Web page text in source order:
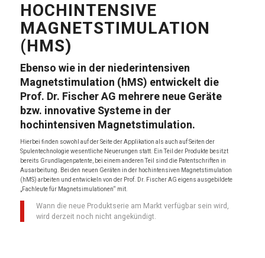
HOCHINTENSIVE
MAGNETSTIMULATION
(HMS)
Ebenso wie in der niederintensiven
Magnetstimulation (hMS) entwickelt die
Prof. Dr. Fischer AG mehrere neue Geräte
bzw. innovative Systeme in der
hochintensiven Magnetstimulation.
Hierbei finden sowohl auf der Seite der Applikation als auch auf Seiten der
Spulentechnologie wesentliche Neuerungen statt. Ein Teil der Produkte besitzt
bereits Grundlagenpatente, bei einem anderen Teil sind die Patentschriften in
Ausarbeitung. Bei den neuen Geräten in der hochintensiven Magnetstimulation
(hMS) arbeiten und entwickeln von der Prof. Dr. Fischer AG eigens ausgebildete
„Fachleute für Magnetsimulationen“ mit.
Wann die neue Produktserie am Markt verfügbar sein wird,
wird derzeit noch nicht angekündigt.